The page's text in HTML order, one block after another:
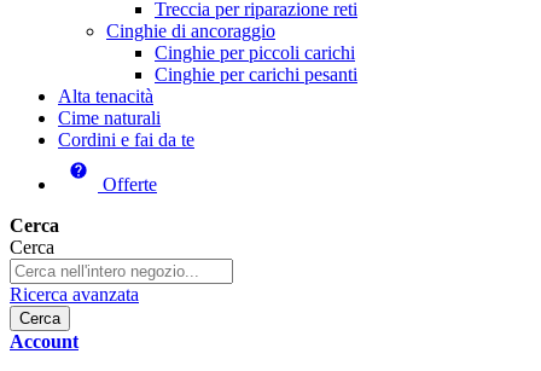
Treccia per riparazione reti
Cinghie di ancoraggio
Cinghie per piccoli carichi
Cinghie per carichi pesanti
Alta tenacità
Cime naturali
Cordini e fai da te
Offerte
Cerca
Cerca
Ricerca avanzata
Cerca
Account